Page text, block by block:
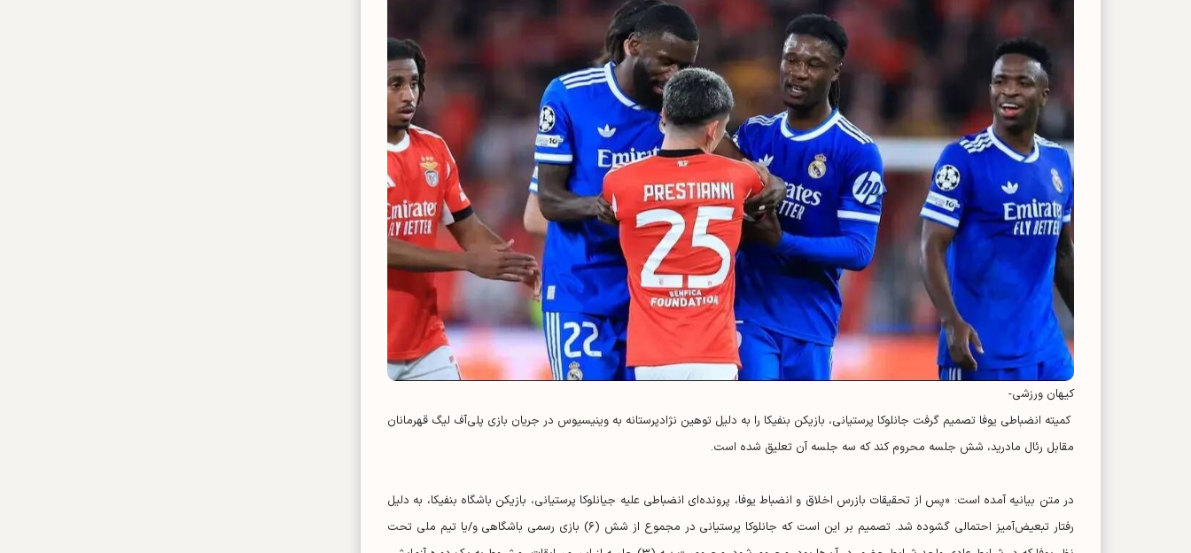
کیهان ورزشی-
کمیته انضباطی یوفا تصمیم گرفت جانلوکا پرستیانی، بازیکن بنفیکا را به دلیل توهین نژادپرستانه به وینیسیوس در جریان بازی پلی‌آف لیگ قهرمانان
مقابل رئال مادرید، شش جلسه محروم کند که سه جلسه آن تعلیق شده است.
در متن بیانیه آمده است: «پس از تحقیقات بازرس اخلاق و انضباط یوفا، پرونده‌ای انضباطی علیه جیانلوکا پرستیانی، بازیکن باشگاه بنفیکا، به دلیل
رفتار تبعیض‌آمیز احتمالی گشوده شد. تصمیم بر این است که جانلوکا پرستیانی در مجموع از شش (۶) بازی رسمی باشگاهی و/یا تیم ملی تحت